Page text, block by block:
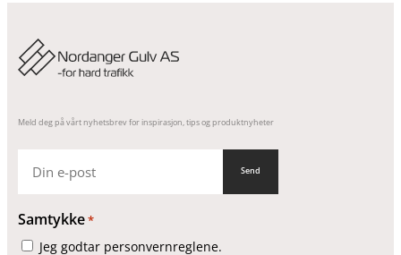
Meld deg på vårt nyhetsbrev for inspirasjon, tips og produktnyheter
post
Samtykke*
Jeg godtar personvernreglene.